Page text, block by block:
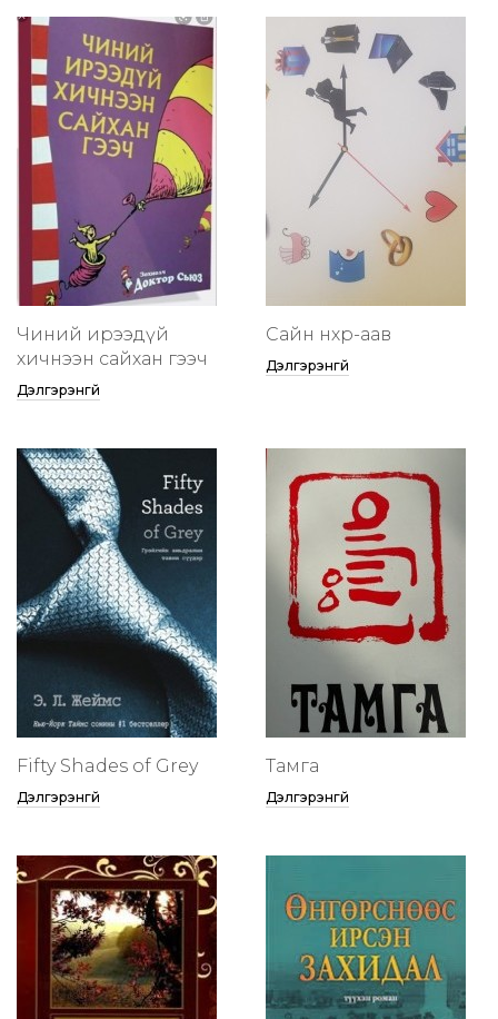
Чиний ирээдүй
хичнээн сайхан гээч
Дэлгэрэнгүй
Сайн нөхөр-аав
Дэлгэрэнгүй
Fifty Shades of Grey
Дэлгэрэнгүй
Тамга
Дэлгэрэнгүй